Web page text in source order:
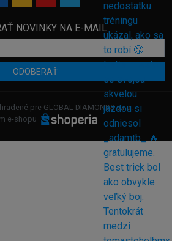
NOVINKY NA E-MAIL
ODOBERAŤ
pre GLOBAL DIAMONDS s.r.o.
e-shopu